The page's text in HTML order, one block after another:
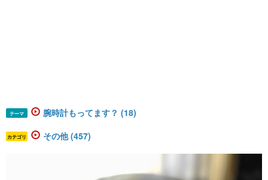
テーマ 腕時計もってます？ (18)
カテゴリ その他 (457)